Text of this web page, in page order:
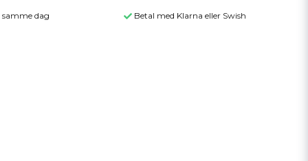
samme dag Betal med Klarna eller Swish